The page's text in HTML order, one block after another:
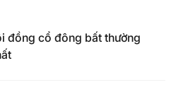
đồng cổ đông bất thường